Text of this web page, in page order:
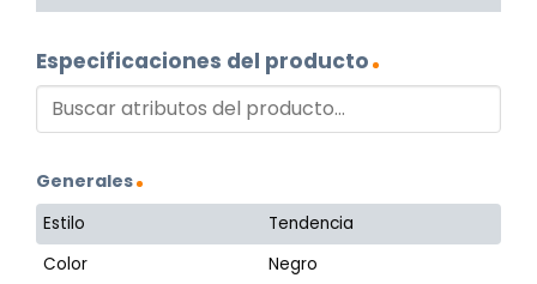
Especificaciones del producto
Generales
Estilo
Tendencia
Color
Negro